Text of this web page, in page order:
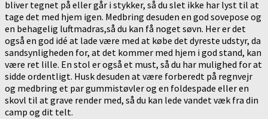
bliver tegnet på eller går i stykker, så du slet ikke har lyst til at
tage det med hjem igen. Medbring desuden en god sovepose og
en behagelig luftmadras,så du kan få noget søvn. Her er det
også en god idé at lade være med at købe det dyreste udstyr, da
sandsynligheden for, at det kommer med hjem i god stand, kan
være ret lille. En stol er også et must, så du har mulighed for at
sidde ordentligt. Husk desuden at være forberedt på regnvejr
og medbring et par gummistøvler og en foldespade eller en
skovl til at grave render med, så du kan lede vandet væk fra din
camp og dit telt.